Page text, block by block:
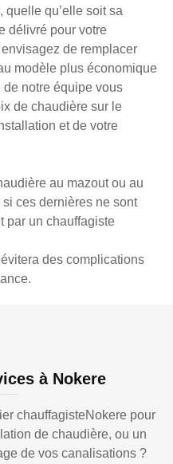
qu’elle soit sa
délivré pour votre
de remplacer
modèle plus économique
notre équipe vous
de chaudière sur le
et de votre
au mazout ou au
ces dernières ne sont
par un chauffagiste
des complications
à Nokere
chauffagisteNokere pour
de chaudière, ou un
de vos canalisations ?